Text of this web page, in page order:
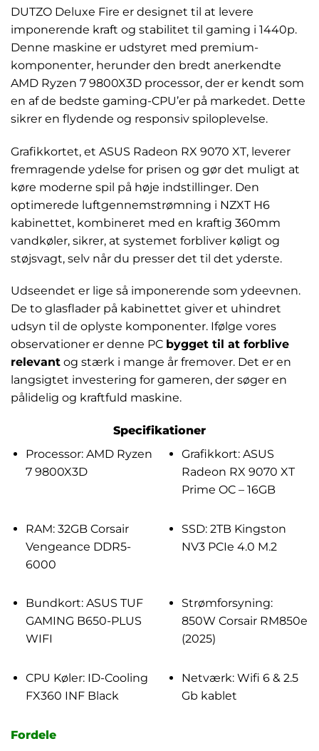
DUTZO Deluxe Fire er designet til at levere
imponerende kraft og stabilitet til gaming i 1440p.
Denne maskine er udstyret med premium-
komponenter, herunder den bredt anerkendte
AMD Ryzen 7 9800X3D processor, der er kendt som
en af de bedste gaming-CPU’er på markedet. Dette
sikrer en flydende og responsiv spiloplevelse.
Grafikkortet, et ASUS Radeon RX 9070 XT, leverer
fremragende ydelse for prisen og gør det muligt at
køre moderne spil på høje indstillinger. Den
optimerede luftgennemstrømning i NZXT H6
kabinettet, kombineret med en kraftig 360mm
vandkøler, sikrer, at systemet forbliver køligt og
støjsvagt, selv når du presser det til det yderste.
Udseendet er lige så imponerende som ydeevnen.
De to glasflader på kabinettet giver et uhindret
udsyn til de oplyste komponenter. Ifølge vores
observationer er denne PC bygget til at forblive
relevant og stærk i mange år fremover. Det er en
langsigtet investering for gameren, der søger en
pålidelig og kraftfuld maskine.
Specifikationer
Processor: AMD Ryzen
7 9800X3D
Grafikkort: ASUS
Radeon RX 9070 XT
Prime OC – 16GB
RAM: 32GB Corsair
Vengeance DDR5-
6000
SSD: 2TB Kingston
NV3 PCIe 4.0 M.2
Bundkort: ASUS TUF
GAMING B650-PLUS
WIFI
Strømforsyning:
850W Corsair RM850e
(2025)
CPU Køler: ID-Cooling
FX360 INF Black
Netværk: Wifi 6 & 2.5
Gb kablet
Fordele